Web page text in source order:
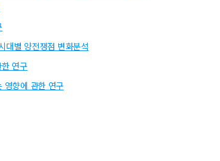
별 양전쟁점 변화분석
연구
영향에 관한 연구